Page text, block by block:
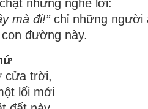
nhưng nghe lời:
mà đi!”chỉ những người
đường này.
cửa trời,
lối mới